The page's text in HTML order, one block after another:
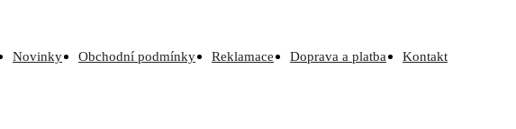
Novinky Obchodní podmínky Reklamace Doprava a platba Kontakt